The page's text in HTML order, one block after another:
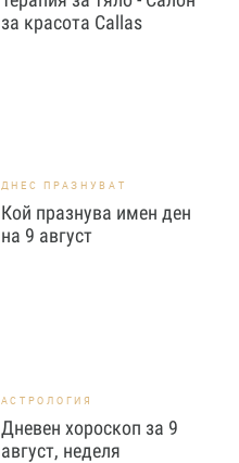
за красота Callas
ДНЕС ПРАЗНУВАТ
Кой празнува имен ден
на 9 август
АСТРОЛОГИЯ
Дневен хороскоп за 9
август, неделя